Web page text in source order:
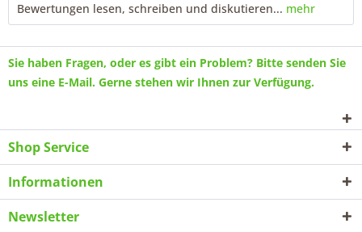
Bewertungen lesen, schreiben und diskutieren... mehr
Sie haben Fragen, oder es gibt ein Problem? Bitte senden Sie
uns eine E-Mail. Gerne stehen wir Ihnen zur Verfügung.
Shop Service
Informationen
Newsletter